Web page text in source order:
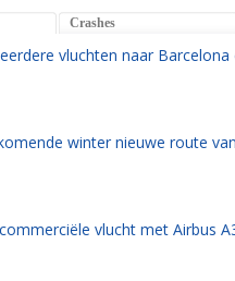
Crashes
vluchten naar
winter nieuwe route
vlucht met Airbus